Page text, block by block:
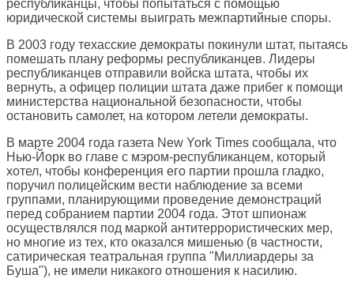
республиканцы, чтобы попытаться с помощью
юридической системы выиграть межпартийные споры.
В 2003 году техасские демократы покинули штат, пытаясь
помешать плану реформы республиканцев. Лидеры
республиканцев отправили войска штата, чтобы их
вернуть, а офицер полиции штата даже прибег к помощи
министерства национальной безопасности, чтобы
остановить самолет, на котором летели демократы.
В марте 2004 года газета New York Times сообщала, что
Нью-Йорк во главе с мэром-республиканцем, который
хотел, чтобы конференция его партии прошла гладко,
поручил полицейским вести наблюдение за всеми
группами, планирующими проведение демонстраций
перед собранием партии 2004 года. Этот шпионаж
осуществлялся под маркой антитеррористических мер,
но многие из тех, кто оказался мишенью (в частности,
сатирическая театральная группа "Миллиардеры за
Буша"), не имели никакого отношения к насилию.